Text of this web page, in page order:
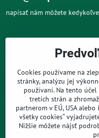
napísať nám môžete
O NÁKUPE
PRE ZÁKAZNÍKOV
Cookies používame na
stránky, analýzu jej
používaní. Na tento
tretích strán a
partnerom v EÚ, USA
všetky cookies“
Nižšie môžete nájsť